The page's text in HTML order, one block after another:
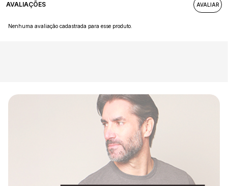
AVALIAÇÕES
Nenhuma avaliação cadastrada para esse produto.